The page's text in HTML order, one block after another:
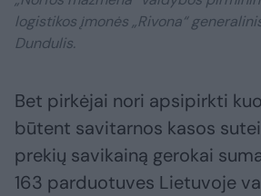
logistikos įmonės „Rivona“
Dundulis.
Bet pirkėjai nori apsipirkti
būtent savitarnos kasos
prekių savikainą gerokai
163 parduotuves Lietuvoje